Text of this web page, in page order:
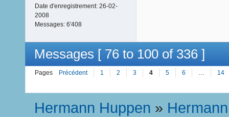
Date d'enregistrement: 26-02-
2008
Messages: 6'408
Messages [ 76 to 100 of 336 ]
Pages Précédent 1 2 3 4 5 6 14
Hermann Huppen » Hermann